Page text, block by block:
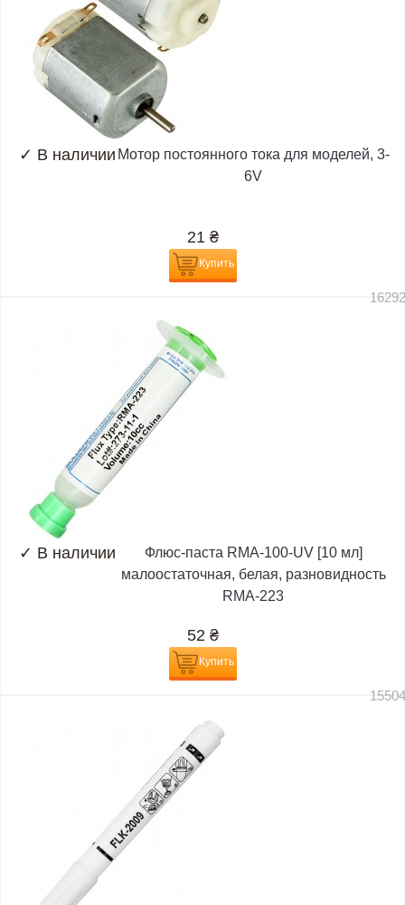
✓ В наличии Мотор постоянного тока для моделей, 3-
6V
21 ₴
Купить
✓ В наличии
Флюс-паста RMA-100-UV [10 мл]
малоостаточная, белая, разновидность
RMA-223
52 ₴
Купить